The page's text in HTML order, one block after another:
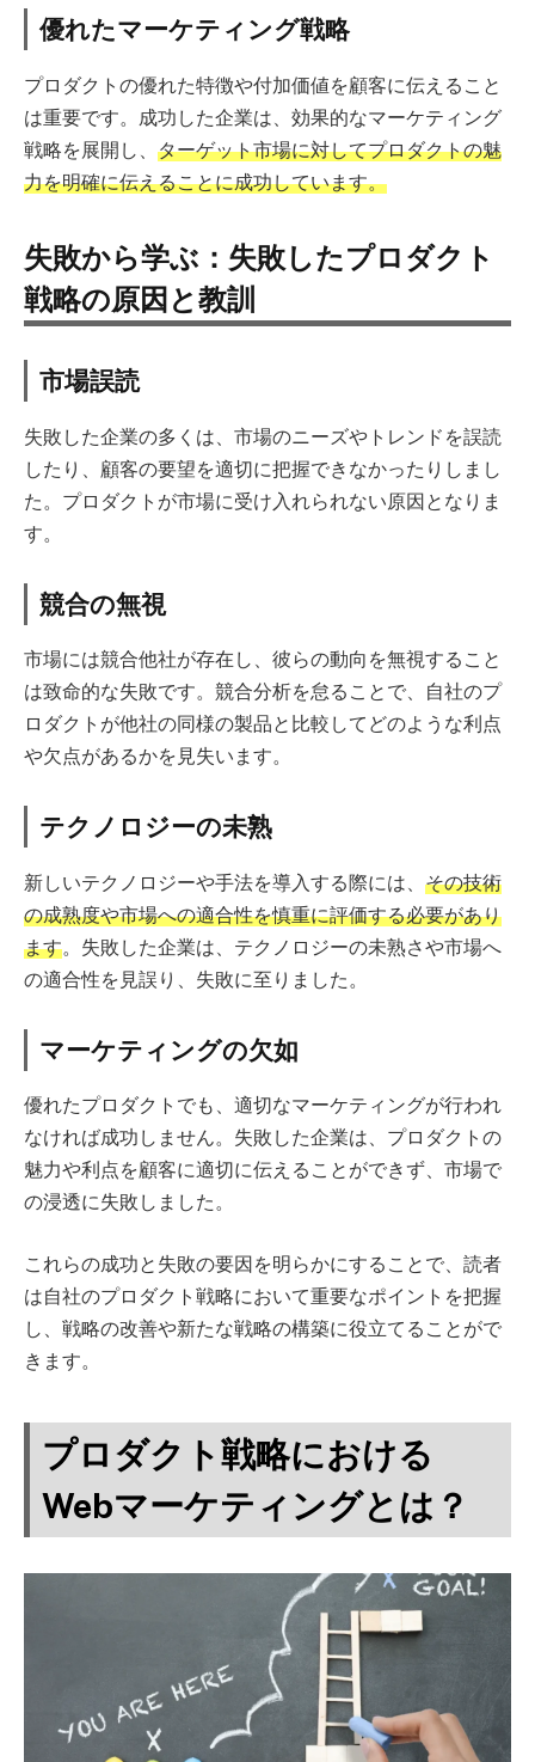
優れたマーケティング戦略
プロダクトの優れた特徴や付加価値を顧客に伝えること
は重要です。成功した企業は、効果的なマーケティング
戦略を展開し、 ターゲット市場に対してプロダクトの魅
力を明確に伝えることに成功しています。
失敗から学ぶ：失敗したプロダクト
戦略の原因と教訓
市場誤読
失敗した企業の多くは、市場のニーズやトレンドを誤読
したり、顧客の要望を適切に把握できなかったりしまし
た。プロダクトが市場に受け入れられない原因となりま
す。
競合の無視
市場には競合他社が存在し、彼らの動向を無視すること
は致命的な失敗です。競合分析を怠ることで、自社のプ
ロダクトが他社の同様の製品と比較してどのような利点
や欠点があるかを見失います。
テクノロジーの未熟
新しいテクノロジーや手法を導入する際には、 その技術
の成熟度や市場への適合性を慎重に評価する必要があり
ます。失敗した企業は、テクノロジーの未熟さや市場へ
の適合性を見誤り、失敗に至りました。
マーケティングの欠如
優れたプロダクトでも、適切なマーケティングが行われ
なければ成功しません。失敗した企業は、プロダクトの
魅力や利点を顧客に適切に伝えることができず、市場で
の浸透に失敗しました。
これらの成功と失敗の要因を明らかにすることで、読者
は自社のプロダクト戦略において重要なポイントを把握
し、戦略の改善や新たな戦略の構築に役立てることがで
きます。
プロダクト戦略における
Webマーケティングとは？